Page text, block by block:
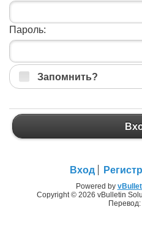
Пароль:
Запомнить?
Вход
Powered by
Copyright © 2026 vBulletin
Перевод: